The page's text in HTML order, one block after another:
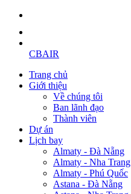
CBAIR
Trang chủ
Giới thiệu
Về chúng tôi
Ban lãnh đạo
Thành viên
Dự án
Lịch bay
Almaty - Đà Nẵng
Almaty - Nha Trang
Almaty - Phú Quốc
Astana - Đà Nẵng